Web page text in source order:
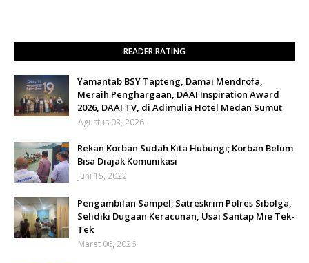
READER RATING
Yamantab BSY Tapteng, Damai Mendrofa,
Meraih Penghargaan, DAAI Inspiration Award
2026, DAAI TV, di Adimulia Hotel Medan Sumut
Agustus 03, 2026
Rekan Korban Sudah Kita Hubungi; Korban Belum
Bisa Diajak Komunikasi
Juni 15, 2022
Pengambilan Sampel; Satreskrim Polres Sibolga,
Selidiki Dugaan Keracunan, Usai Santap Mie Tek-
Tek
Maret 06, 2026